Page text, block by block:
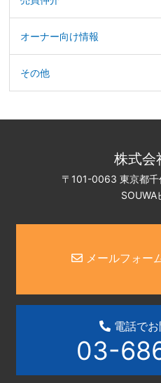
オーナー向け情報
その他
株式会
〒101-0063 東京都千
SOUWA
メールフォー
電話でお
03-